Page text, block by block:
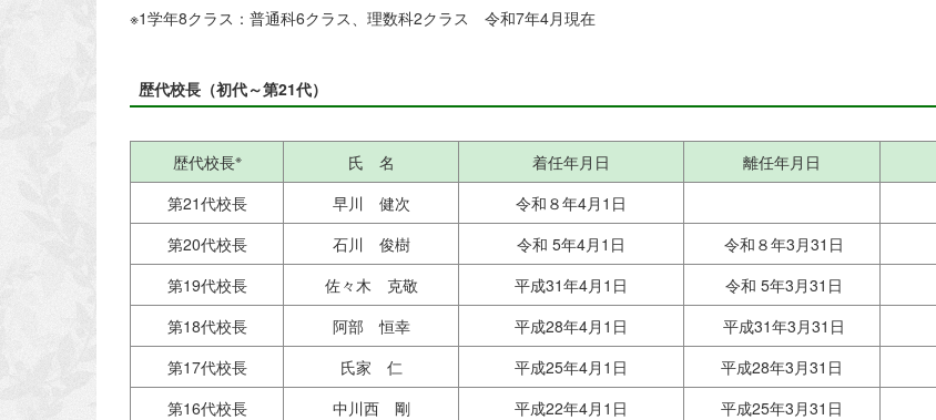
※1学年8クラス：普通科6クラス、理数科2クラス 令和7年4月現在
歴代校長（初代～第21代）
歴代校長※ 氏 名 着任年月日 離任年月日
第21代校長
早川 健次
令和８年4月1日
第20代校長
石川 俊樹 令和 5年4月1日 令和８年3月31日
第19代校長
佐々木 克敬 平成31年4月1日 令和 5年3月31日
第18代校長
阿部 恒幸 平成28年4月1日 平成31年3月31日
第17代校長
氏家 仁 平成25年4月1日 平成28年3月31日
第16代校長
中川西 剛 平成22年4月1日 平成25年3月31日